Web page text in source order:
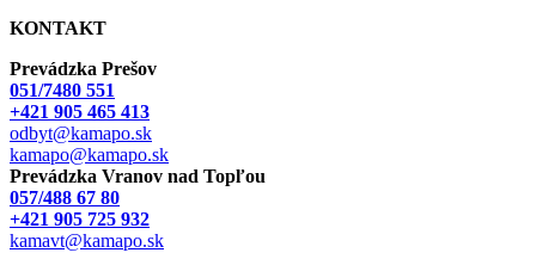
KONTAKT
Prevádzka Prešov
051/7480 551
+421 905 465 413
odbyt@kamapo.sk
kamapo@kamapo.sk
Prevádzka Vranov nad Topľou
057/488 67 80
+421 905 725 932
kamavt@kamapo.sk